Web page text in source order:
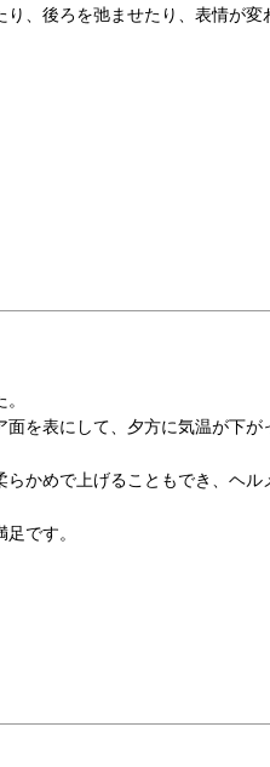
り、後ろを弛ませたり、表情が変
面を表にして、夕方に気温が下が
かめで上げることもでき、ヘル
です。